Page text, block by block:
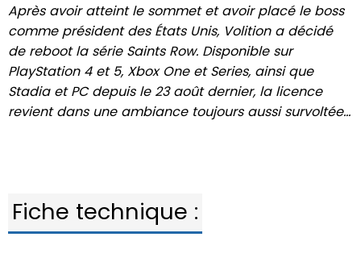
Après avoir atteint le sommet et avoir placé le boss
comme président des États Unis, Volition a décidé
de reboot la série Saints Row. Disponible sur
PlayStation 4 et 5, Xbox One et Series, ainsi que
Stadia et PC depuis le 23 août dernier, la licence
revient dans une ambiance toujours aussi survoltée…
Fiche technique :